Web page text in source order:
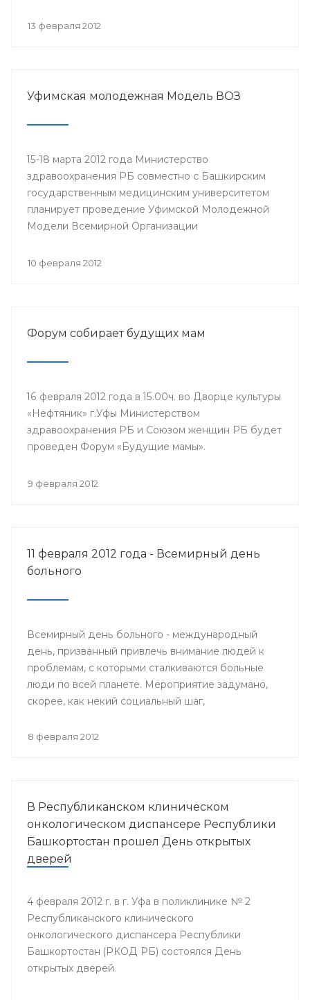
профессорско-преподавательского состава
Башкортостан, Республиканская организация
Башкортостана профсоюза работников
здравоохранения Российской Федерации,
университет.
13 февраля 2012
Уфимская молодежная Модель ВОЗ
15-18 марта 2012 года Министерство
здравоохранения РБ совместно с Башкирским
государственным медицинским университетом
планирует проведение Уфимской Молодежной
Модели Всемирной Организации
10 февраля 2012
Форум собирает будущих мам
16 февраля 2012 года в 15.00ч. во Дворце культуры
«Нефтяник» г.Уфы Министерством
здравоохранения РБ и Союзом женщин РБ будет
проведен Форум «Будущие мамы».
9 февраля 2012
11 февраля 2012 года - Всемирный день
больного
Всемирный день больного - международный
день, призванный привлечь внимание людей к
проблемам, с которыми сталкиваются больные
люди по всей планете. Мероприятие задумано,
скорее, как некий социальный шаг,
эту печальную категорию.
8 февраля 2012
В Республиканском клиническом
онкологическом диспансере Республики
Башкортостан прошел День открытых
дверей
4 февраля 2012 г. в г. Уфа в поликлинике № 2
Республиканского клинического
онкологического диспансера Республики
Башкортостан (РКОД РБ) состоялся День
открытых дверей.